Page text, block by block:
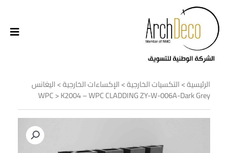
الرئيسية>التكسيات الخارجية>الإكساءات الخارجية>اليغانس
WPC> K2004 – WPC CLADDING ZY-W-006A-Dark Grey